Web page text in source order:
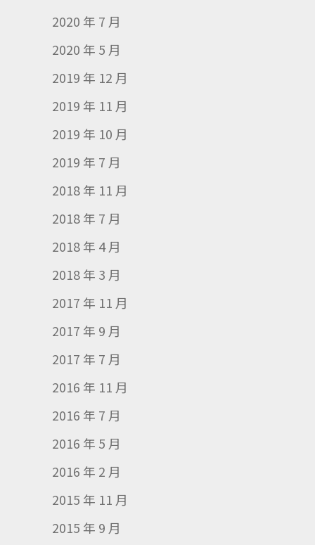
2020 年 7 月
2020 年 5 月
2019 年 12 月
2019 年 11 月
2019 年 10 月
2019 年 7 月
2018 年 11 月
2018 年 7 月
2018 年 4 月
2018 年 3 月
2017 年 11 月
2017 年 9 月
2017 年 7 月
2016 年 11 月
2016 年 7 月
2016 年 5 月
2016 年 2 月
2015 年 11 月
2015 年 9 月